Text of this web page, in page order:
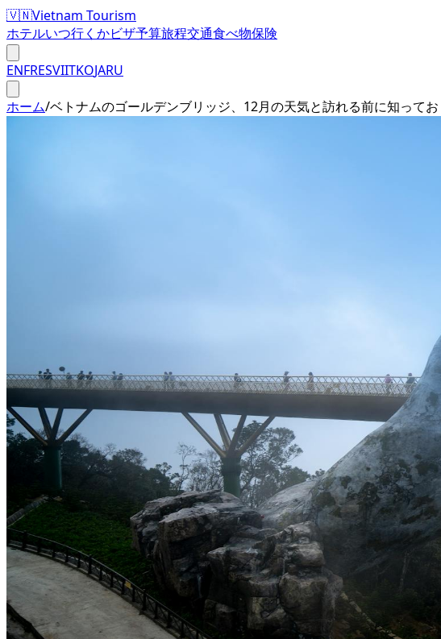
🇻🇳Vietnam Tourism
ホテルいつ行くかビザ予算旅程交通食べ物保険
ENFRESVIITKOJARU
ホーム/ベトナムのゴールデンブリッジ、12月の天気と訪れる前に知ってお